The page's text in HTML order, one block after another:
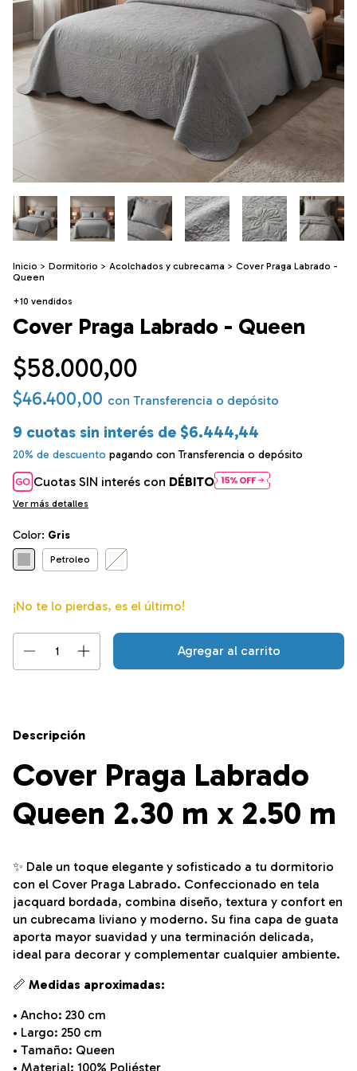
Inicio > Dormitorio > Acolchados y cubrecama > Cover Praga Labrado -
Queen
+10 vendidos
Cover Praga Labrado - Queen
$58.000,00
$46.400,00 con Transferencia o depósito
Cuotas SIN interés con DÉBITO
9 cuotas sin interés de $6.444,44
20% de descuento pagando con Transferencia o depósito
Ver más detalles
Color: Gris
Petroleo
¡No te lo pierdas, es el último!
Descripción
Cover Praga Labrado
Queen 2.30 m x 2.50 m
✨ Dale un toque elegante y sofisticado a tu dormitorio
con el Cover Praga Labrado. Confeccionado en tela
jacquard bordada, combina diseño, textura y confort en
un cubrecama liviano y moderno. Su fina capa de guata
aporta mayor suavidad y una terminación delicada,
ideal para decorar y complementar cualquier ambiente.
📏 Medidas aproximadas:
• Ancho: 230 cm
• Largo: 250 cm
• Tamaño: Queen
• Material: 100% Poliéster